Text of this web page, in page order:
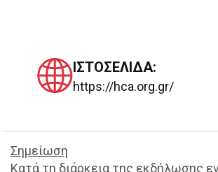
ΙΣΤΟΣΕΛΙΔΑ:
https://hca.org.gr/
Σημείωση
Κατά τη διάρκεια της εκδήλωσης